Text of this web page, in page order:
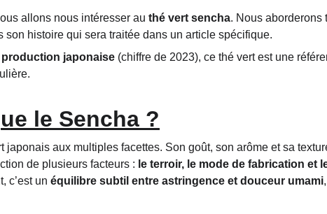
allons nous intéresser au thé vert sencha. Nous aborderons
son histoire qui sera traitée dans un article spécifique.
production japonaise (chiffre de 2023), ce thé vert est une
le Sencha ?
japonais aux multiples facettes. Son goût, son arôme et sa
de plusieurs facteurs : le terroir, le mode de fabrication et
c’est un équilibre subtil entre astringence et douceur umami